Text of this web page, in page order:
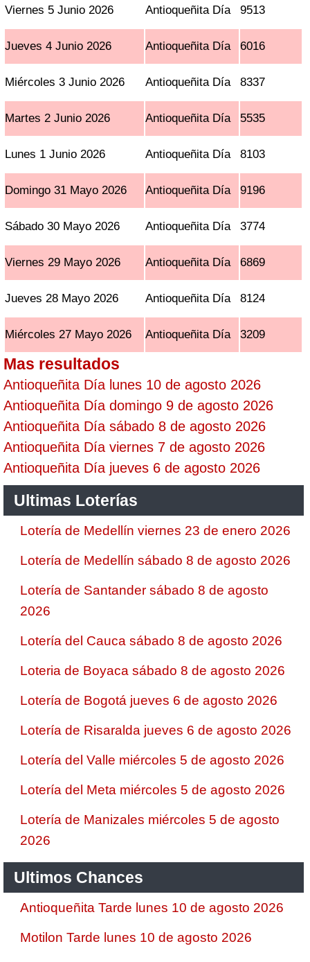
Viernes 5 Junio 2026 Antioqueñita Día 9513
Jueves 4 Junio 2026 Antioqueñita Día 6016
Miércoles 3 Junio 2026 Antioqueñita Día 8337
Martes 2 Junio 2026 Antioqueñita Día 5535
Lunes 1 Junio 2026 Antioqueñita Día 8103
Domingo 31 Mayo 2026 Antioqueñita Día 9196
Sábado 30 Mayo 2026 Antioqueñita Día 3774
Viernes 29 Mayo 2026 Antioqueñita Día 6869
Jueves 28 Mayo 2026 Antioqueñita Día 8124
Miércoles 27 Mayo 2026 Antioqueñita Día 3209
Mas resultados
Antioqueñita Día lunes 10 de agosto 2026
Antioqueñita Día domingo 9 de agosto 2026
Antioqueñita Día sábado 8 de agosto 2026
Antioqueñita Día viernes 7 de agosto 2026
Antioqueñita Día jueves 6 de agosto 2026
Ultimas Loterías
Lotería de Medellín viernes 23 de enero 2026
Lotería de Medellín sábado 8 de agosto 2026
Lotería de Santander sábado 8 de agosto
2026
Lotería del Cauca sábado 8 de agosto 2026
Loteria de Boyaca sábado 8 de agosto 2026
Lotería de Bogotá jueves 6 de agosto 2026
Lotería de Risaralda jueves 6 de agosto 2026
Lotería del Valle miércoles 5 de agosto 2026
Lotería del Meta miércoles 5 de agosto 2026
Lotería de Manizales miércoles 5 de agosto
2026
Ultimos Chances
Antioqueñita Tarde lunes 10 de agosto 2026
Motilon Tarde lunes 10 de agosto 2026